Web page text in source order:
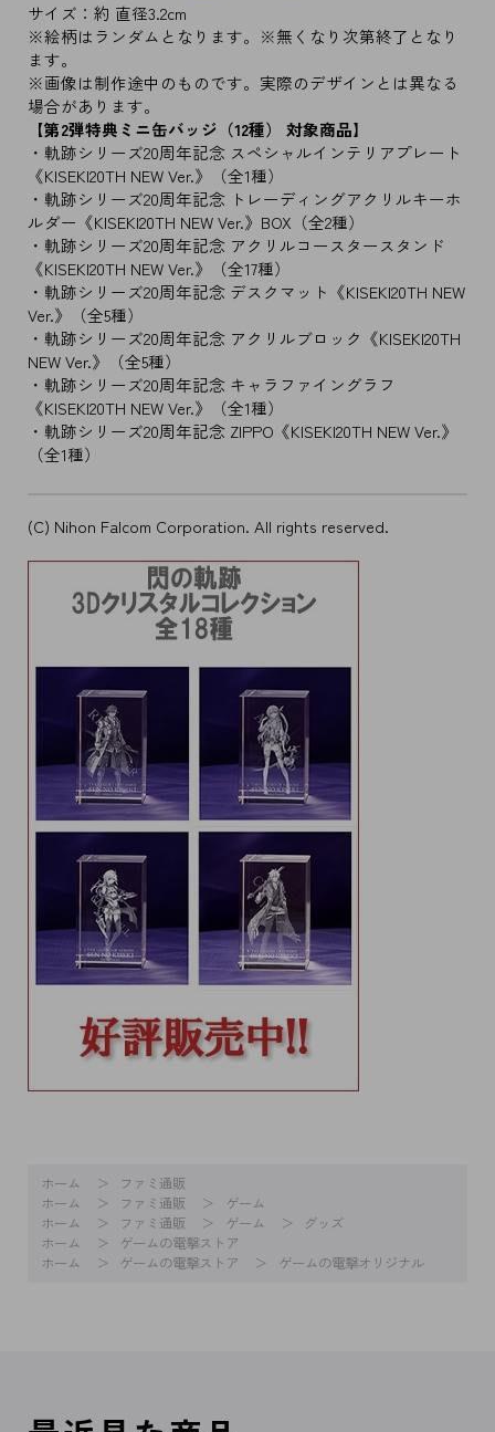
サイズ：約 直径3.2cm
※絵柄はランダムとなります。※無くなり次第終了となり
ます。
※画像は制作途中のものです。実際のデザインとは異なる
場合があります。
【第2弾特典ミニ缶バッジ（12種） 対象商品】
・軌跡シリーズ20周年記念 スペシャルインテリアプレート
《KISEKI20TH NEW Ver.》（全1種）
・軌跡シリーズ20周年記念 トレーディングアクリルキーホ
ルダー《KISEKI20TH NEW Ver.》BOX（全2種）
・軌跡シリーズ20周年記念 アクリルコースタースタンド
《KISEKI20TH NEW Ver.》（全17種）
・軌跡シリーズ20周年記念 デスクマット《KISEKI20TH NEW
Ver.》（全5種）
・軌跡シリーズ20周年記念 アクリルブロック《KISEKI20TH
NEW Ver.》（全5種）
・軌跡シリーズ20周年記念 キャラファイングラフ
《KISEKI20TH NEW Ver.》（全1種）
・軌跡シリーズ20周年記念 ZIPPO《KISEKI20TH NEW Ver.》
（全1種）
(C) Nihon Falcom Corporation. All rights reserved.
ホーム
ファミ通販
ホーム
ファミ通販
ゲーム
ホーム
ファミ通販 ゲーム
グッズ
ホーム
ゲームの電撃ストア
ホーム
ゲームの電撃ストア ゲームの電撃オリジナル